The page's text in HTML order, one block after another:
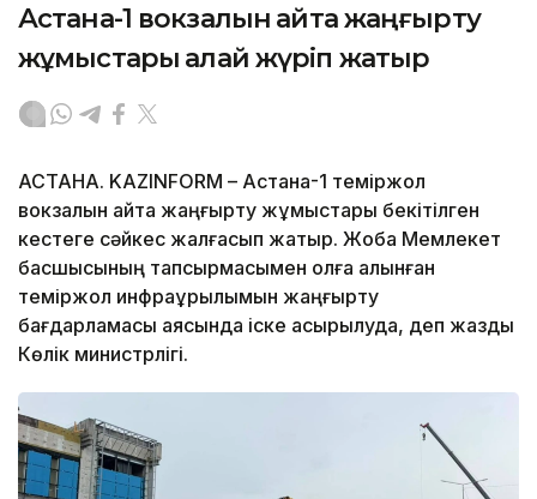
Астана-1 вокзалын қайта жаңғырту
жұмыстары қалай жүріп жатыр
АСТАНА. KAZINFORM – Астана-1 теміржол
вокзалын қайта жаңғырту жұмыстары бекітілген
кестеге сәйкес жалғасып жатыр. Жоба Мемлекет
басшысының тапсырмасымен қолға алынған
теміржол инфрақұрылымын жаңғырту
бағдарламасы аясында іске асырылуда, деп жазды
Көлік министрлігі.